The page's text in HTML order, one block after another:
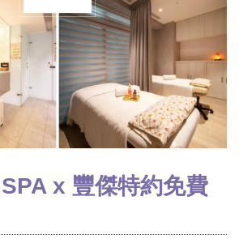
x 豐傑特約免費